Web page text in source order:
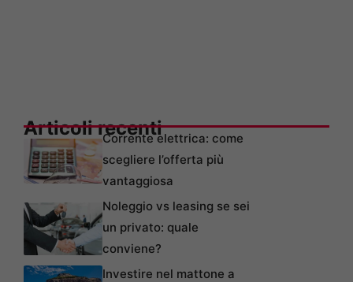
Articoli recentiCorrente elettrica: come
scegliere l’offerta più
vantaggiosa
Noleggio vs leasing se sei
un privato: quale
conviene?
Investire nel mattone a